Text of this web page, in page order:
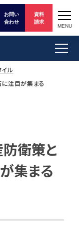
お問い
合わせ
資料
請求
MENU
イル
注目が集まる
衛策と
集まる